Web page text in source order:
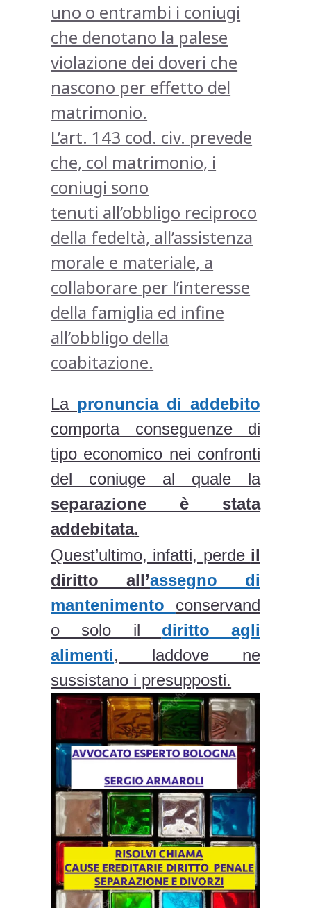
uno o entrambi i coniugi
che denotano la palese
violazione dei doveri che
nascono per effetto del
matrimonio.
L’art. 143 cod. civ. prevede
che, col matrimonio, i
coniugi sono
tenuti all’obbligo reciproco
della fedeltà, all’assistenza
morale e materiale, a
collaborare per l’interesse
della famiglia ed infine
all’obbligo della
coabitazione.
La pronuncia di addebito
comporta conseguenze di
tipo economico nei confronti
del coniuge al quale la
separazione è stata
addebitata.
Quest’ultimo, infatti, perde il
diritto all’assegno di
mantenimento
conservand
o solo il diritto agli
alimenti, laddove ne
sussistano i presupposti.